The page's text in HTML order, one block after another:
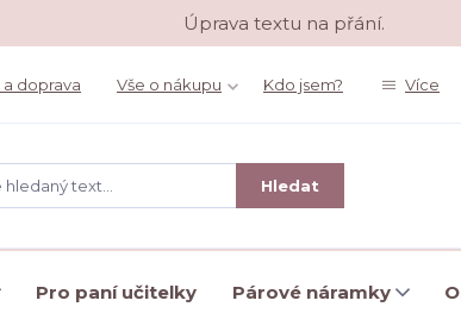
Úprava textu na přání.
doprava Vše o nákupu Kdo jsem? Více
Hledat
Pro paní učitelky Párové náramky